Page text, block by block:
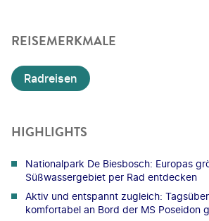
REISEMERKMALE
Radreisen
HIGHLIGHTS
Nationalpark De Biesbosch: Europas
Süßwassergebiet per Rad entdecken
Aktiv und entspannt zugleich:
komfortabel an Bord der MS Poseidon